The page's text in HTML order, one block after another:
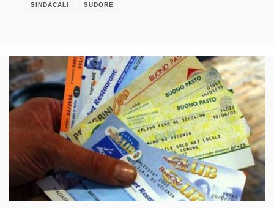
SINDACALI SUDORE